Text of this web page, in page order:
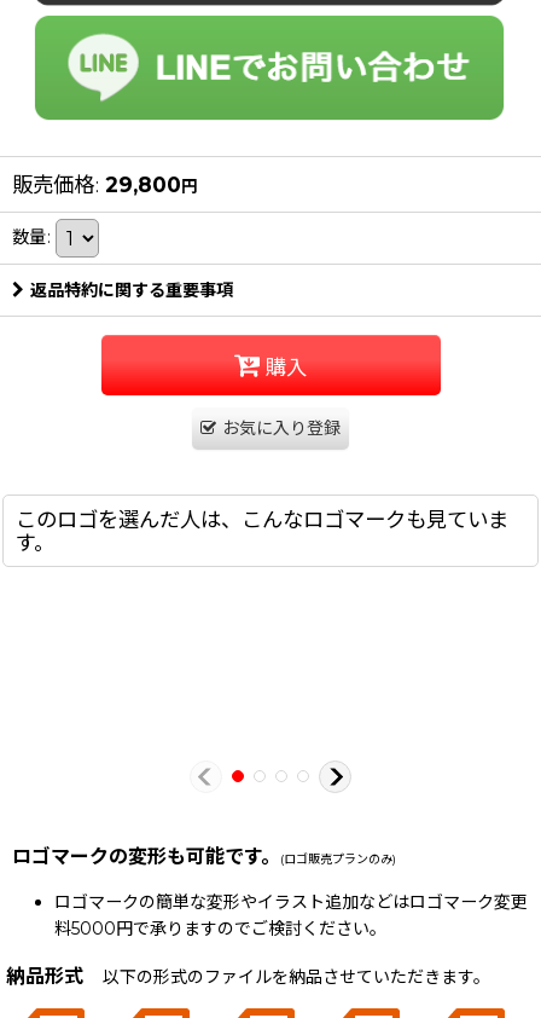
販売価格: 29,800円
数量:
返品特約に関する重要事項
購入
お気に入り登録
このロゴを選んだ人は、こんなロゴマークも見ていま
す。
ロゴマークの変形も可能です。 (ロゴ販売プランのみ)
ロゴマークの簡単な変形やイラスト追加などはロゴマーク変更
料5000円で承りますのでご検討ください。
納品形式 以下の形式のファイルを納品させていただきます。